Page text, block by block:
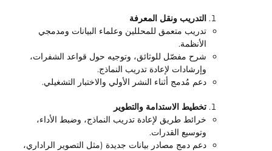
التدريب ونقل المعرفة
تدريب متعمق للمحللين وعلماء البيانات ومدمجي
الأنظمة.
شرح مفصّل للوثائق، وتوجيه حول قواعد الشفرات،
وإرشادات لإعادة تدريب النماذج.
دعم مُدمج أثناء النشر الأولي والاختبار التشغيلي.
تخطيط الاستدامة والتطوير
خرائط طريق لإعادة تدريب النماذج، وضبط الأداء،
وتوسيع القدرات.
دعم دمج مصادر بيانات جديدة (مثل التصوير الراداري،